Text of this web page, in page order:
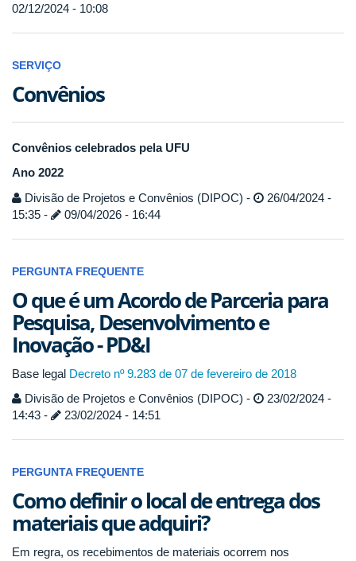
02/12/2024 - 10:08
SERVIÇO
Convênios
Convênios celebrados pela UFU
Ano 2022
Divisão de Projetos e Convênios (DIPOC) -
26/04/2024 -
15:35 -
09/04/2026 - 16:44
PERGUNTA FREQUENTE
O que é um Acordo de Parceria para
Pesquisa, Desenvolvimento e
Inovação - PD&I
Base legal Decreto nº 9.283 de 07 de fevereiro de 2018
Divisão de Projetos e Convênios (DIPOC) -
23/02/2024 -
14:43 -
23/02/2024 - 14:51
PERGUNTA FREQUENTE
Como definir o local de entrega dos
materiais que adquiri?
Em regra, os recebimentos de materiais ocorrem nos